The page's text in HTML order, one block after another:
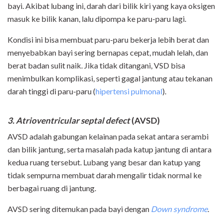
bayi. Akibat lubang ini, darah dari bilik kiri yang kaya oksigen
masuk ke bilik kanan, lalu dipompa ke paru-paru lagi.
Kondisi ini bisa membuat paru-paru bekerja lebih berat dan
menyebabkan bayi sering bernapas cepat, mudah lelah, dan
berat badan sulit naik. Jika tidak ditangani, VSD bisa
menimbulkan komplikasi, seperti gagal jantung atau tekanan
darah tinggi di paru-paru (hipertensi pulmonal).
3. Atrioventricular septal defect(AVSD)
AVSD adalah gabungan kelainan pada sekat antara serambi
dan bilik jantung, serta masalah pada katup jantung di antara
kedua ruang tersebut. Lubang yang besar dan katup yang
tidak sempurna membuat darah mengalir tidak normal ke
berbagai ruang di jantung.
AVSD sering ditemukan pada bayi dengan Down syndrome.